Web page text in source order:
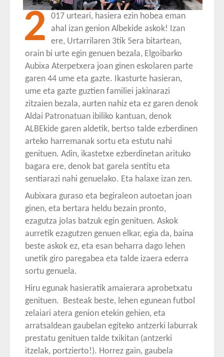
2
017 urteari, hasiera ezin hobea eman
ahal izan genion Albekide askok! Izan
ere, Urtarrilaren 3tik 5era bitartean,
orain bi urte egin genuen bezala, Elgoibarko
Aubixa Aterpetxera joan ginen eskolaren parte
garen 44 ume eta gazte. Ikasturte hasieran,
ume eta gazte guztien familiei jakinarazi
zitzaien bezala, aurten nahiz eta ez garen denok
Aldai Patronatuan ibiliko kantuan, denok
ALBEkide garen aldetik, bertso talde ezberdinen
arteko harremanak sortu eta estutu nahi
genituen. Adin, ikastetxe ezberdinetan arituko
bagara ere, denok bat garela sentitu eta
sentiarazi nahi genuelako. Eta halaxe izan zen.
Aubixara guraso eta begiraleon autoetan joan
ginen, eta bertara heldu bezain pronto,
ezagutza jolas batzuk egin genituen. Askok
aurretik ezagutzen genuen elkar, egia da, baina
beste askok ez, eta esan beharra dago lehen
unetik giro paregabea eta talde izaera ederra
sortu genuela.
Hiru egunak hasieratik amaierara aprobetxatu
genituen. Besteak beste, lehen egunean futbol
zelaiari atera genion etekin gehien, eta
arratsaldean gaubelan egiteko antzerki laburrak
prestatu genituen talde txikitan (antzerki
itzelak, portzierto!). Horrez gain, gaubela